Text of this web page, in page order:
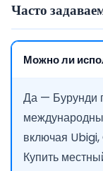
Часто
Можно ли
Да — Бурунди
включая
Купить